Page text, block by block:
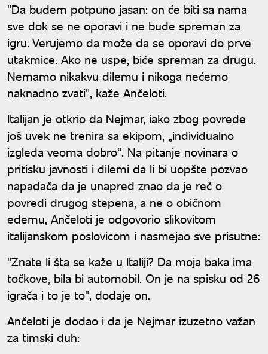
"Da budem potpuno jasan: on će biti sa nama
sve dok se ne oporavi i ne bude spreman za
igru. Verujemo da može da se oporavi do prve
utakmice. Ako ne uspe, biće spreman za drugu.
Nemamo nikakvu dilemu i nikoga nećemo
naknadno zvati", kaže Ančeloti.
Italijan je otkrio da Nejmar, iako zbog povrede
još uvek ne trenira sa ekipom, „individualno
izgleda veoma dobro“. Na pitanje novinara o
pritisku javnosti i dilemi da li bi uopšte pozvao
napadača da je unapred znao da je reč o
povredi drugog stepena, a ne o običnom
edemu, Ančeloti je odgovorio slikovitom
italijanskom poslovicom i nasmejao sve prisutne:
"Znate li šta se kaže u Italiji? Da moja baka ima
točkove, bila bi automobil. On je na spisku od 26
igrača i to je to", dodaje on.
Ančeloti je dodao i da je Nejmar izuzetno važan
za timski duh: